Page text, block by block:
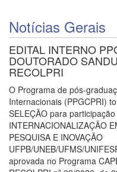
Notícias Gerais
EDITAL INTERNO
DOUTORADO
RECOLPRI
O Programa de pós-
Internacionais (PPGCPRI)
SELEÇÃO para
INTERNACIONALIZAÇÃO
PESQUISA E INOVAÇÃO
UFPB/UNEB/UFMS/
aprovada no Programa